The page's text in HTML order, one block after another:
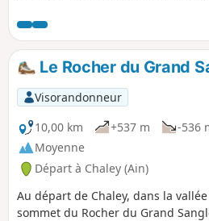
Application Visorando conseillée
Le Rocher du Grand
Visorandonneur
10,00 km
+537 m -536
Moyenne
Départ à Chaley (Ain)
Au départ de Chaley, dans la
sommet du Rocher du Grand